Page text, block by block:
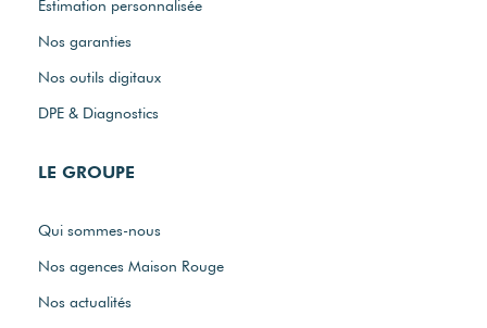
Estimation personnalisée
Nos garanties
Nos outils digitaux
DPE & Diagnostics
LE GROUPE
Qui sommes-nous
Nos agences Maison Rouge
Nos actualités